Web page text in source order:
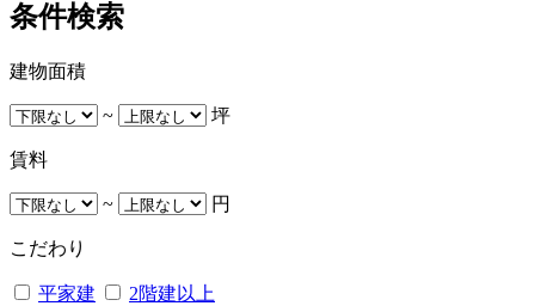
条件検索
建物面積
~ 坪
賃料
~ 円
こだわり
平家建
2階建以上